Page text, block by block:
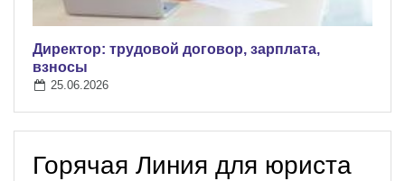
Директор: трудовой договор, зарплата,
взносы
25.06.2026
Горячая Линия для юриста